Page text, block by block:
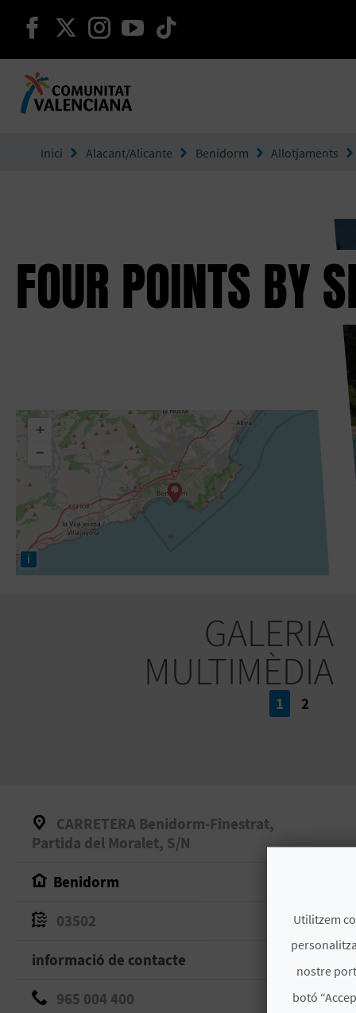
seguir en facebook
seguir en twitter
seguir en instagram
seguir en youtube
Inici Alacant/Alicante Benidorm Allotjaments
FOUR POINTS BY
+
−
i
GALERIA
MULTIMÈDIA
1 2
CARRETERA Benidorm-Finestrat,
Partida del Moralet, S/N
Benidorm
03502
informació de contacte
965 004 400
Utilitzem
nostre
botó